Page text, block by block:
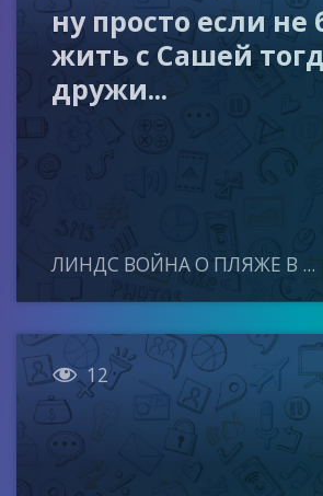
ну просто если не
жить с Сашей
дружи...
ЛИНДС ВОЙНА О ПЛЯЖЕ В ...
 12